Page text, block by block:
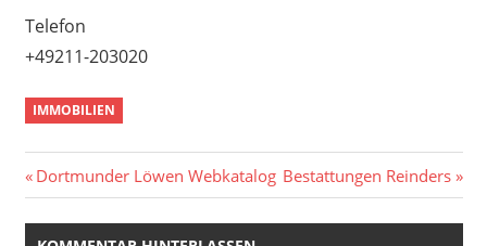
Telefon
+49211-203020
IMMOBILIEN
Beitragsnavigation
Vorheriger
Beitrag:
Dortmunder Löwen Webkatalog Nächster
Beitrag:
Bestattungen Reinders